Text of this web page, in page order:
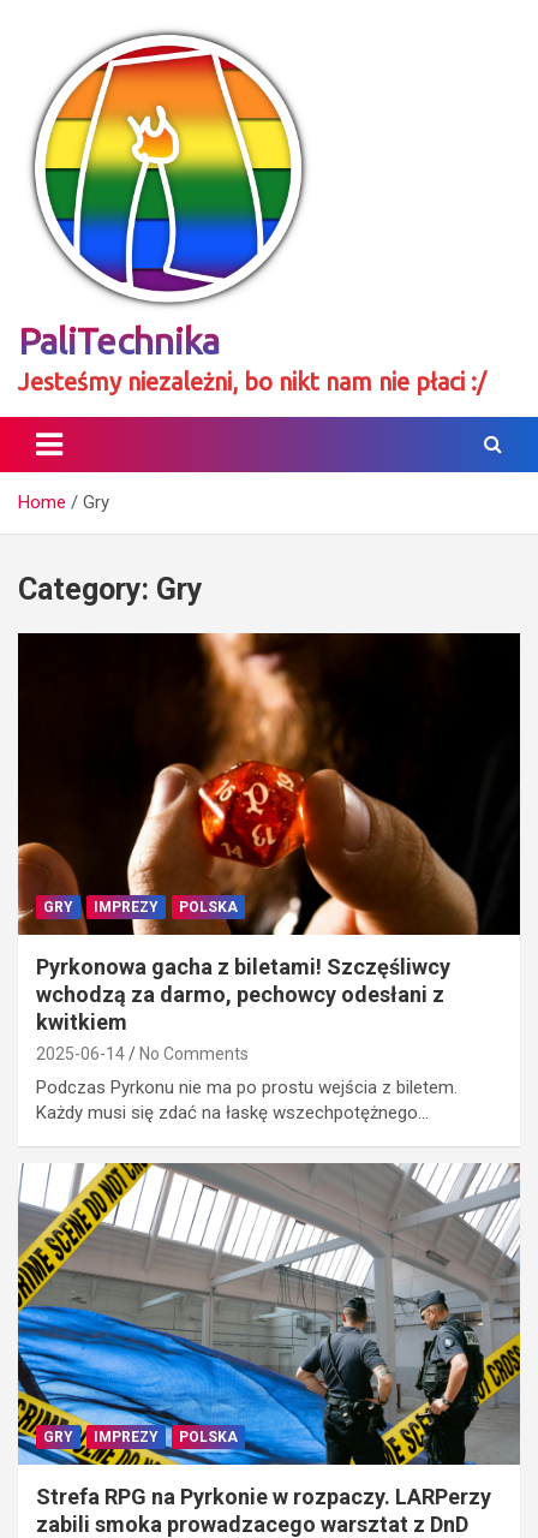
PaliTechnika
Jesteśmy niezależni, bo nikt nam nie płaci :/
Home Gry
Category: Gry
GRY IMPREZY POLSKA
Pyrkonowa gacha z biletami! Szczęśliwcy
wchodzą za darmo, pechowcy odesłani z
kwitkiem
2025-06-14 No Comments
Podczas Pyrkonu nie ma po prostu wejścia z biletem.
Każdy musi się zdać na łaskę wszechpotężnego…
GRY IMPREZY POLSKA
Strefa RPG na Pyrkonie w rozpaczy. LARPerzy
zabili smoka prowadzacego warsztat z DnD